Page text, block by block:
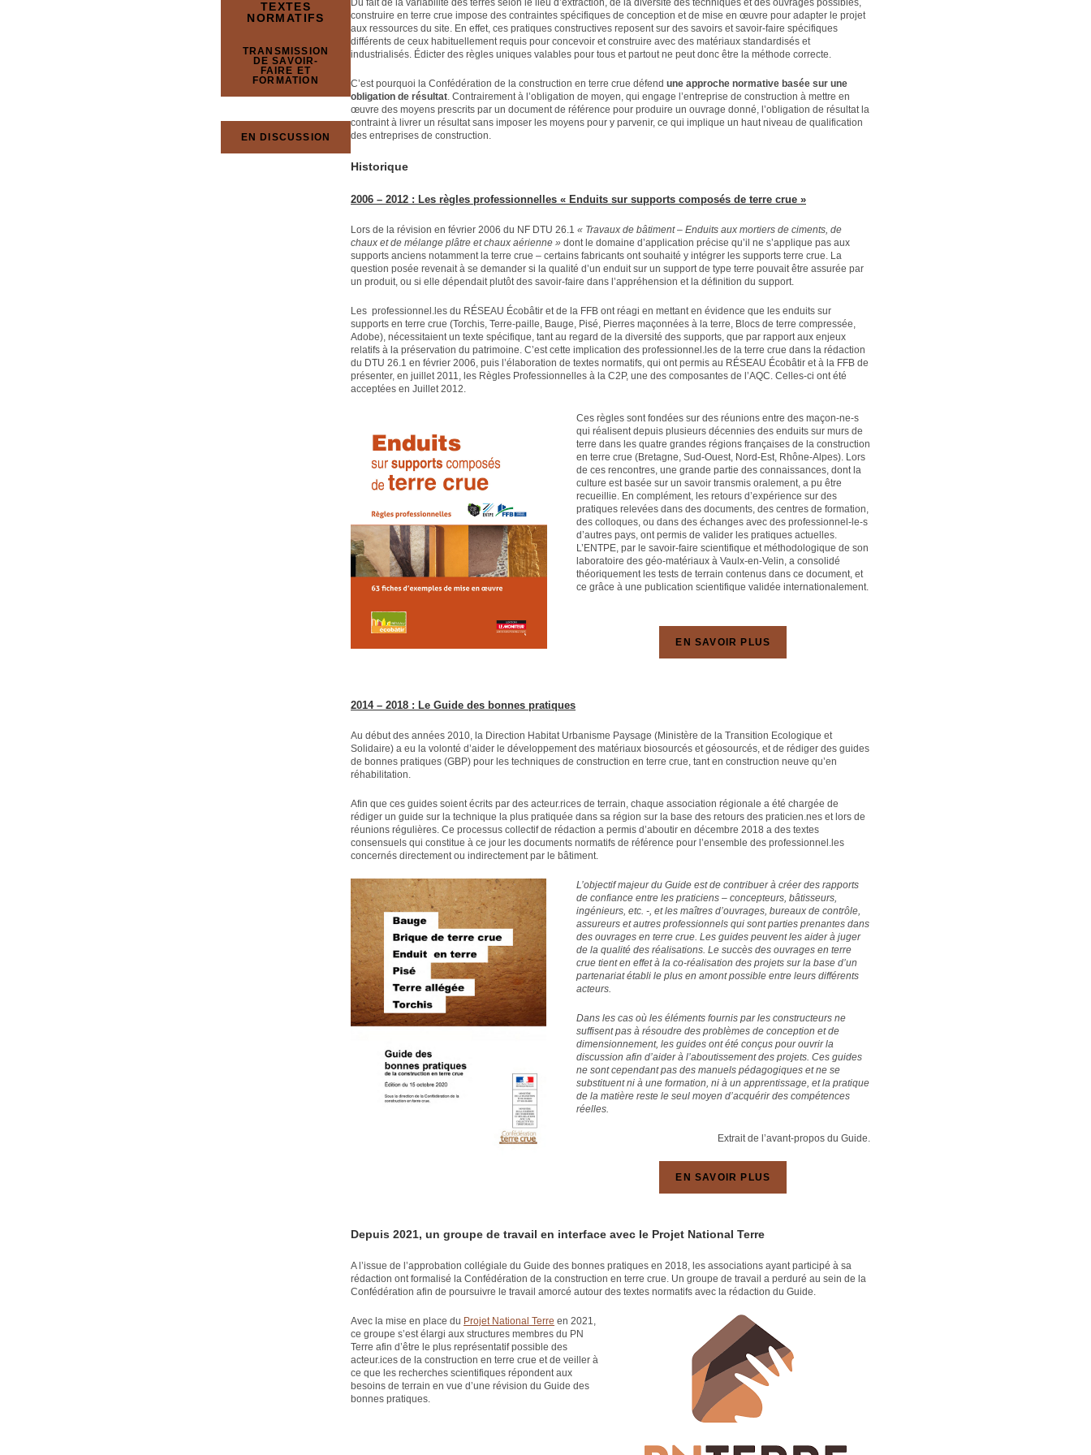
TEXTES
NORMATIFS
TRANSMISSION
DE SAVOIR-
FAIRE ET
FORMATION
EN DISCUSSION
Du fait de la variabilité des terres selon le lieu d’extraction, de la diversité des techniques et des ouvrages possibles,
construire en terre crue impose des contraintes spécifiques de conception et de mise en œuvre pour adapter le projet
aux ressources du site. En effet, ces pratiques constructives reposent sur des savoirs et savoir-faire spécifiques
différents de ceux habituellement requis pour concevoir et construire avec des matériaux standardisés et
industrialisés. Édicter des règles uniques valables pour tous et partout ne peut donc être la méthode correcte.
C’est pourquoi la Confédération de la construction en terre crue défend une approche normative basée sur une
obligation de résultat. Contrairement à l’obligation de moyen, qui engage l’entreprise de construction à mettre en
œuvre des moyens prescrits par un document de référence pour produire un ouvrage donné, l’obligation de résultat la
contraint à livrer un résultat sans imposer les moyens pour y parvenir, ce qui implique un haut niveau de qualification
des entreprises de construction.
Historique
2006 – 2012 : Les règles professionnelles « Enduits sur supports composés de terre crue »
Lors de la révision en février 2006 du NF DTU 26.1 « Travaux de bâtiment – Enduits aux mortiers de ciments, de
chaux et de mélange plâtre et chaux aérienne » dont le domaine d’application précise qu’il ne s’applique pas aux
supports anciens notamment la terre crue – certains fabricants ont souhaité y intégrer les supports terre crue. La
question posée revenait à se demander si la qualité d’un enduit sur un support de type terre pouvait être assurée par
un produit, ou si elle dépendait plutôt des savoir-faire dans l’appréhension et la définition du support.
Les professionnel.les du RÉSEAU Écobâtir et de la FFB ont réagi en mettant en évidence que les enduits sur
supports en terre crue (Torchis, Terre-paille, Bauge, Pisé, Pierres maçonnées à la terre, Blocs de terre compressée,
Adobe), nécessitaient un texte spécifique, tant au regard de la diversité des supports, que par rapport aux enjeux
relatifs à la préservation du patrimoine. C’est cette implication des professionnel.les de la terre crue dans la rédaction
du DTU 26.1 en février 2006, puis l’élaboration de textes normatifs, qui ont permis au RÉSEAU Écobâtir et à la FFB de
présenter, en juillet 2011, les Règles Professionnelles à la C2P, une des composantes de l’AQC. Celles-ci ont été
acceptées en Juillet 2012.
Ces règles sont fondées sur des réunions entre des maçon-ne-s
qui réalisent depuis plusieurs décennies des enduits sur murs de
terre dans les quatre grandes régions françaises de la construction
en terre crue (Bretagne, Sud-Ouest, Nord-Est, Rhône-Alpes). Lors
de ces rencontres, une grande partie des connaissances, dont la
culture est basée sur un savoir transmis oralement, a pu être
recueillie. En complément, les retours d’expérience sur des
pratiques relevées dans des documents, des centres de formation,
des colloques, ou dans des échanges avec des professionnel-le-s
d’autres pays, ont permis de valider les pratiques actuelles.
L’ENTPE, par le savoir-faire scientifique et méthodologique de son
laboratoire des géo-matériaux à Vaulx-en-Velin, a consolidé
théoriquement les tests de terrain contenus dans ce document, et
ce grâce à une publication scientifique validée internationalement.
EN SAVOIR PLUS
2014 – 2018 : Le Guide des bonnes pratiques
Au début des années 2010, la Direction Habitat Urbanisme Paysage (Ministère de la Transition Ecologique et
Solidaire) a eu la volonté d’aider le développement des matériaux biosourcés et géosourcés, et de rédiger des guides
de bonnes pratiques (GBP) pour les techniques de construction en terre crue, tant en construction neuve qu’en
réhabilitation.
Afin que ces guides soient écrits par des acteur.rices de terrain, chaque association régionale a été chargée de
rédiger un guide sur la technique la plus pratiquée dans sa région sur la base des retours des praticien.nes et lors de
réunions régulières. Ce processus collectif de rédaction a permis d’aboutir en décembre 2018 a des textes
consensuels qui constitue à ce jour les documents normatifs de référence pour l’ensemble des professionnel.les
concernés directement ou indirectement par le bâtiment.
L’objectif majeur du Guide est de contribuer à créer des rapports
de confiance entre les praticiens – concepteurs, bâtisseurs,
ingénieurs, etc. -, et les maîtres d’ouvrages, bureaux de contrôle,
assureurs et autres professionnels qui sont parties prenantes dans
des ouvrages en terre crue. Les guides peuvent les aider à juger
de la qualité des réalisations. Le succès des ouvrages en terre
crue tient en effet à la co-réalisation des projets sur la base d’un
partenariat établi le plus en amont possible entre leurs différents
acteurs.
Dans les cas où les éléments fournis par les constructeurs ne
suffisent pas à résoudre des problèmes de conception et de
dimensionnement, les guides ont été conçus pour ouvrir la
discussion afin d’aider à l’aboutissement des projets. Ces guides
ne sont cependant pas des manuels pédagogiques et ne se
substituent ni à une formation, ni à un apprentissage, et la pratique
de la matière reste le seul moyen d’acquérir des compétences
réelles.
Extrait de l’avant-propos du Guide.
EN SAVOIR PLUS
Depuis 2021, un groupe de travail en interface avec le Projet National Terre
A l’issue de l’approbation collégiale du Guide des bonnes pratiques en 2018, les associations ayant participé à sa
rédaction ont formalisé la Confédération de la construction en terre crue. Un groupe de travail a perduré au sein de la
Confédération afin de poursuivre le travail amorcé autour des textes normatifs avec la rédaction du Guide.
Avec la mise en place du Projet National Terre en 2021,
ce groupe s’est élargi aux structures membres du PN
Terre afin d’être le plus représentatif possible des
acteur.ices de la construction en terre crue et de veiller à
ce que les recherches scientifiques répondent aux
besoins de terrain en vue d’une révision du Guide des
bonnes pratiques.